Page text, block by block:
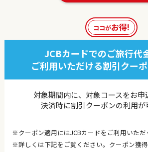
ココがお得!
JCBカードでのご旅行代
ご利用いただける割引クー
対象期間内に、対象コースをお申
決済時に割引クーポンの利用が
※クーポン適用にはJCBカードをご利用いただ
※詳しくは下記をご覧ください。クーポン獲